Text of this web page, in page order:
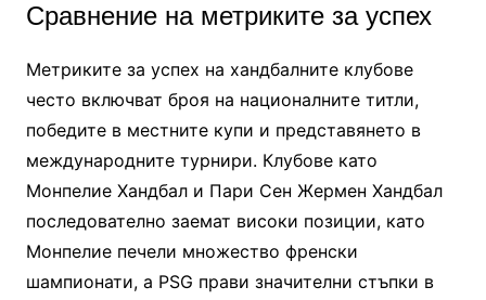
Сравнение на метриките за успех
Метриките за успех на хандбалните клубове
често включват броя на националните титли,
победите в местните купи и представянето в
международните турнири. Клубове като
Монпелие Хандбал и Пари Сен Жермен Хандбал
последователно заемат високи позиции, като
Монпелие печели множество френски
шампионати, а PSG прави значителни стъпки в